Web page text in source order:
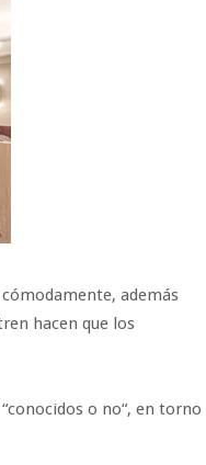
además
hacen que los
o no“, en torno